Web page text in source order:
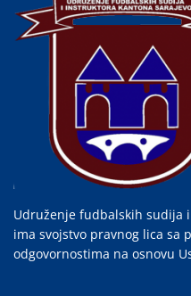
Udruženje fudbalskih sudija
ima svojstvo pravnog lica sa
odgovornostima na osnovu